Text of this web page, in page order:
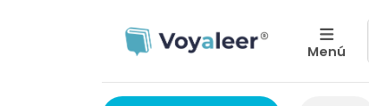
Menú